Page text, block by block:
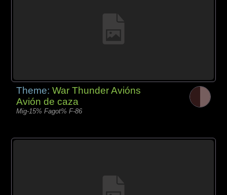
Theme:War Thunder Avións
Avión de caza
Mig-15% Fagot% F-86